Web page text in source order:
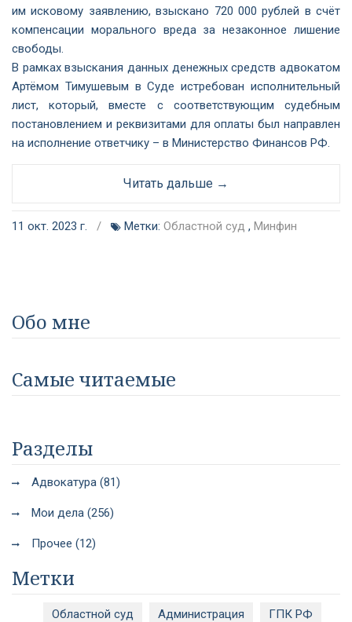
им исковому заявлению, взыскано 720 000 рублей в счёт
компенсации морального вреда за незаконное лишение
свободы.
В рамках взыскания данных денежных средств адвокатом
Артёмом Тимушевым в Суде истребован исполнительный
лист, который, вместе с соответствующим судебным
постановлением и реквизитами для оплаты был направлен
на исполнение ответчику – в Министерство Финансов РФ.
Читать дальше →
11 окт. 2023 г. / Метки: Областной суд , Минфин
Обо мне
Самые читаемые
Разделы
Адвокатура (81)
Мои дела (256)
Прочее (12)
Метки
Областной суд Администрация
ГПК РФ